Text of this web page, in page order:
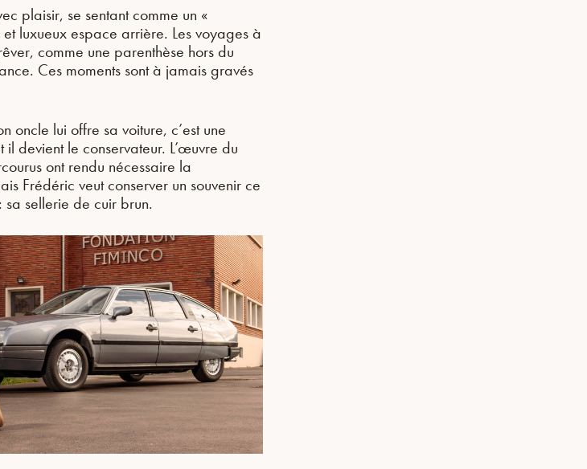
plaisir, se sentant comme un «
et luxueux espace arrière. Les voyages à
comme une parenthèse hors du
Ces moments sont à jamais gravés
oncle lui offre sa voiture, c’est une
devient le conservateur. L’œuvre du
ont rendu nécessaire la
Frédéric veut conserver un souvenir ce
sellerie de cuir brun.